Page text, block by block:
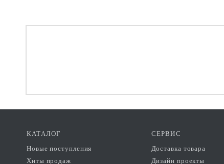
КАТАЛОГ
Новые поступления
Хиты продаж
СЕРВИС
Доставка товара
Дизайн проекты